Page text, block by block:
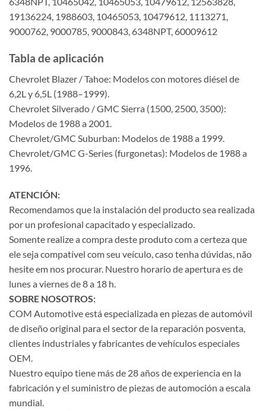
19136224, 1988603, 10465053, 10479612, 1113271,
9000762, 9000785, 9000843, 6348NPT, 60009612
Tabla de aplicación
Chevrolet Blazer / Tahoe: Modelos con motores diésel de
6,2L y 6,5L (1988–1999).
Chevrolet Silverado / GMC Sierra (1500, 2500, 3500):
Modelos de 1988 a 2001.
Chevrolet/GMC Suburban: Modelos de 1988 a 1999.
Chevrolet/GMC G-Series (furgonetas): Modelos de 1988 a
1996.
ATENCIÓN:
Recomendamos que la instalación del producto sea realizada
por un profesional capacitado y especializado.
Somente realize a compra deste produto com a certeza que
ele seja compatível com seu veículo, caso tenha dúvidas, não
hesite em nos procurar. Nuestro horario de apertura es de
lunes a viernes de 8 a 18 h.
SOBRE NOSOTROS:
COM Automotive está especializada en piezas de automóvil
de diseño original para el sector de la reparación posventa,
clientes industriales y fabricantes de vehículos especiales
OEM.
Nuestro equipo tiene más de 28 años de experiencia en la
fabricación y el suministro de piezas de automoción a escala
mundial.